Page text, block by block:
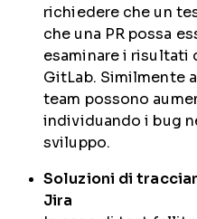
richiedere che un
che una PR possa
esaminare i risultati
GitLab. Similmente
team possono
individuando i bug
sviluppo.
Soluzioni di
Jira